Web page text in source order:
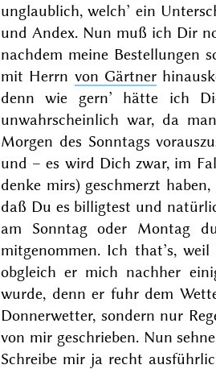
unglaublich, welch’ ein
und Andex. Nun muß ich Dir
nachdem meine Bestellungen
mit Herrn von Gärtner
denn wie gern’ hätte ich
unwahrscheinlich war, da
Morgen des Sonntags
und – es wird Dich zwar, im
denke mirs) geschmerzt
daß Du es billigtest und
am Sonntag oder Montag
mitgenommen. Ich that’s,
obgleich er mich nachher
wurde, denn er fuhr dem
Donnerwetter, sondern nur
von mir geschrieben. Nun
Schreibe mir ja recht